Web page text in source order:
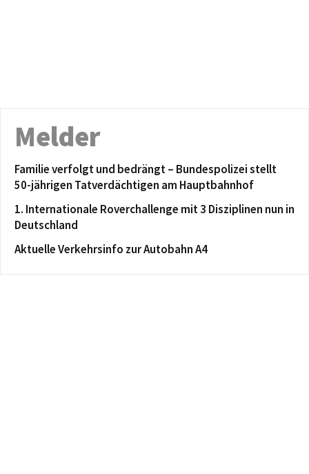
Melder
Familie verfolgt und bedrängt – Bundespolizei stellt
50-jährigen Tatverdächtigen am Hauptbahnhof
1. Internationale Roverchallenge mit 3 Disziplinen nun in
Deutschland
Aktuelle Verkehrsinfo zur Autobahn A4